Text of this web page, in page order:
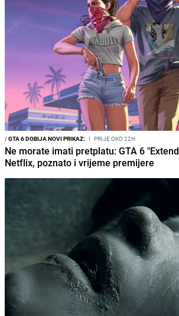
/GTA 6 DOBIJA NOVI PRIKAZ: I PRIJE OKO 22H
Ne morate imati pretplatu: GTA 6
Netflix, poznato i vrijeme premijere